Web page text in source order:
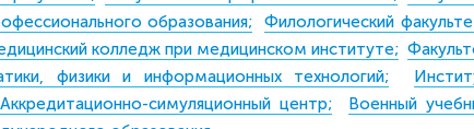
образования;
Филологический
колледж при медицинском институте;
физики и информационных технологий;
Аккредитационно-симуляционный центр;
Военный